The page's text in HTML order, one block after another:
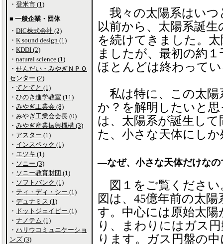
我々の太陽系はいつ
以前から、太陽系誕
を続けてきました。
ましたが、最初の約
ほとんどは終わって
私は特に、この太陽
か？を解明したいと
は、太陽系が誕生し
た、小さな天体にし
―なぜ、小さな天体だけなの
図１をご覧ください
図は、45億年前の太陽
す。中心には原始太陽
り、まわりにはガス
ります。ガス円盤の
・ 登米市 (1)
■ 一般企業・団体
・ DIC株式会社 (2)
・ K sound design (1)
・ KDDI (2)
・ natural science (1)
・ せんだい・みやぎＮＰＯ
センター (2)
・ てとてと (1)
・ ひのき進学教室 (11)
・ みやぎ工業会 (8)
・ みやぎ工業会会長 (0)
・ みやぎ産業振興機構 (3)
・ アスター (1)
・ インスペック (1)
・ エツキ (1)
・ ソニー (3)
・ ソニー教育財団 (1)
・ ソフトバンク (1)
・ ティ・ディ・シー (1)
・ デュナミス (1)
・ ドットジェイピー (1)
・ ナノテム (1)
・ ハリウコミュニケーショ
ンズ (3)